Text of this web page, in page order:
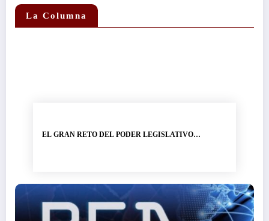
La Columna
EL GRAN RETO DEL PODER LEGISLATIVO…